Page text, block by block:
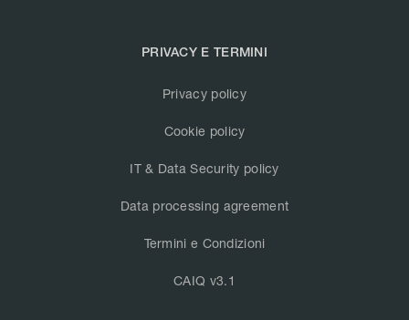
PRIVACY E TERMINI
Privacy policy
Cookie policy
IT & Data Security policy
Data processing agreement
Termini e Condizioni
CAIQ v3.1